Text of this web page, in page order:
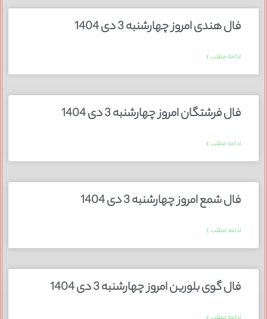
فال هندی امروز چهارشنبه 3 دی 1404
ادامه مطلب »
فال فرشتگان امروز چهارشنبه 3 دی 1404
ادامه مطلب »
فال شمع امروز چهارشنبه 3 دی 1404
ادامه مطلب »
فال گوی بلورین امروز چهارشنبه 3 دی 1404